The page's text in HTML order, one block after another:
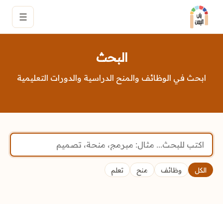
☰
البحث
ابحث في الوظائف والمنح الدراسية والدورات التعليمية
ابحث
الكل وظائف منح تعلم